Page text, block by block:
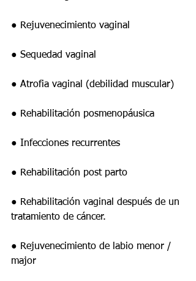
● Rejuvenecimiento vaginal
● Sequedad vaginal
● Atrofia vaginal (debilidad muscular)
● Rehabilitación posmenopáusica
● Infecciones recurrentes
● Rehabilitación post parto
● Rehabilitación vaginal después de un
tratamiento de cáncer.
● Rejuvenecimiento de labio menor /
major